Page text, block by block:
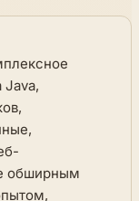
Java,
обширным